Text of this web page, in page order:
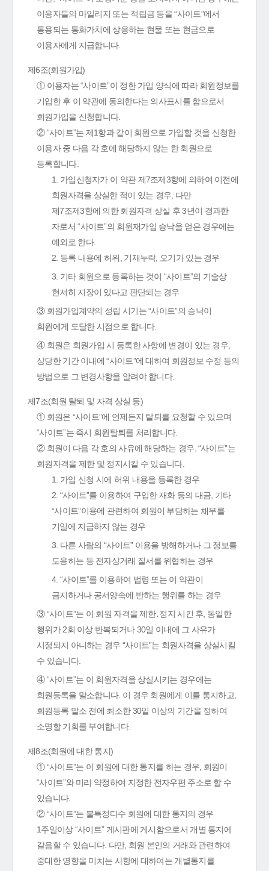
이용자들의 마일리지 또는 적립금 등을 “사이트”에서
통용되는 통화가치에 상응하는 현물 또는 현금으로
이용자에게 지급합니다.
제6조(회원가입)
① 이용자는 “사이트”이 정한 가입 양식에 따라 회원정보를
기입한 후 이 약관에 동의한다는 의사표시를 함으로서
회원가입을 신청합니다.
② “사이트”는 제1항과 같이 회원으로 가입할 것을 신청한
이용자 중 다음 각 호에 해당하지 않는 한 회원으로
등록합니다.
1. 가입신청자가 이 약관 제7조제3항에 의하여 이전에
회원자격을 상실한 적이 있는 경우, 다만
제7조제3항에 의한 회원자격 상실 후 3년이 경과한
자로서 “사이트”의 회원재가입 승낙을 얻은 경우에는
예외로 한다.
2. 등록 내용에 허위, 기재누락, 오기가 있는 경우
3. 기타 회원으로 등록하는 것이 “사이트”의 기술상
현저히 지장이 있다고 판단되는 경우
③ 회원가입계약의 성립 시기는 “사이트”의 승낙이
회원에게 도달한 시점으로 합니다.
④ 회원은 회원가입 시 등록한 사항에 변경이 있는 경우,
상당한 기간 이내에 “사이트”에 대하여 회원정보 수정 등의
방법으로 그 변경사항을 알려야 합니다.
제7조(회원 탈퇴 및 자격 상실 등)
① 회원은 “사이트”에 언제든지 탈퇴를 요청할 수 있으며
“사이트”는 즉시 회원탈퇴를 처리합니다.
② 회원이 다음 각 호의 사유에 해당하는 경우, “사이트”는
회원자격을 제한 및 정지시킬 수 있습니다.
1. 가입 신청 시에 허위 내용을 등록한 경우
2. “사이트”를 이용하여 구입한 재화 등의 대금, 기타
“사이트”이용에 관련하여 회원이 부담하는 채무를
기일에 지급하지 않는 경우
3. 다른 사람의 “사이트” 이용을 방해하거나 그 정보를
도용하는 등 전자상거래 질서를 위협하는 경우
4. “사이트”를 이용하여 법령 또는 이 약관이
금지하거나 공서양속에 반하는 행위를 하는 경우
③ “사이트”는 이 회원 자격을 제한․정지 시킨 후, 동일한
행위가 2회 이상 반복되거나 30일 이내에 그 사유가
시정되지 아니하는 경우 “사이트”는 회원자격을 상실시킬
수 있습니다.
④ “사이트”는 이 회원자격을 상실시키는 경우에는
회원등록을 말소합니다. 이 경우 회원에게 이를 통지하고,
회원등록 말소 전에 최소한 30일 이상의 기간을 정하여
소명할 기회를 부여합니다.
제8조(회원에 대한 통지)
① “사이트”는 이 회원에 대한 통지를 하는 경우, 회원이
“사이트”와 미리 약정하여 지정한 전자우편 주소로 할 수
있습니다.
② “사이트”는 불특정다수 회원에 대한 통지의 경우
1주일이상 “사이트” 게시판에 게시함으로서 개별 통지에
갈음할 수 있습니다. 다만, 회원 본인의 거래와 관련하여
중대한 영향을 미치는 사항에 대하여는 개별통지를